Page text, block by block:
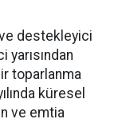
destekleyici
toparlanma
küresel
ve emtia